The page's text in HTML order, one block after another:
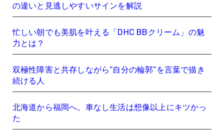
の違いと見逃しやすいサインを解説
忙しい朝でも美肌を叶える「DHC BBクリーム」の魅
力とは？
双極性障害と共存しながら“自分の輪郭”を言葉で描き
続ける人
北海道から福岡へ。車なし生活は想像以上にキツかっ
た